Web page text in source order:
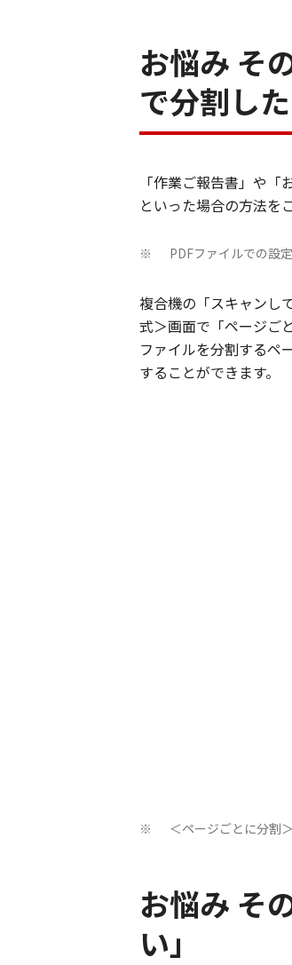
お悩み そ
で分割した
「作業ご報告書」や
といった場合の方法を
※ PDFファイルでの設
複合機の「スキャンし
式＞画面で「ページご
ファイルを分割するペ
することができます。
※ ＜ページごとに分割
お悩み そ
い」